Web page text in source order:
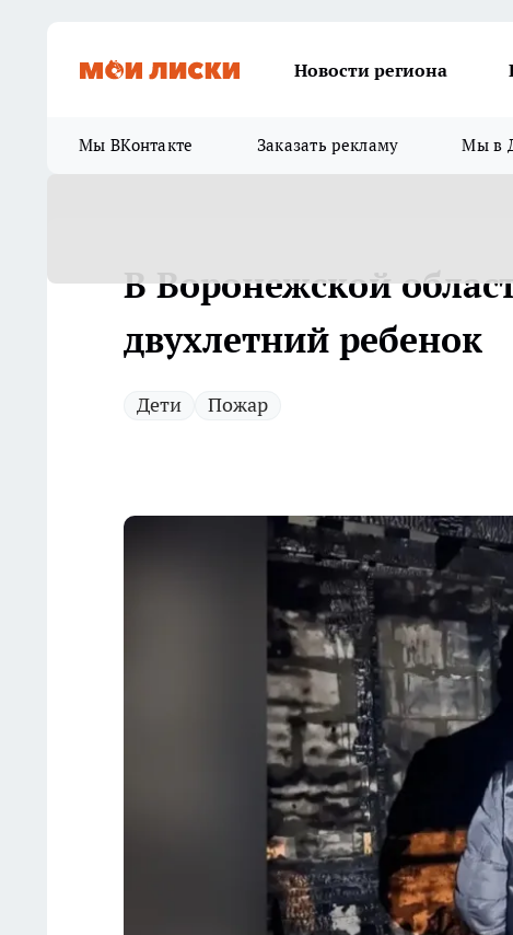
Новости региона
Мы ВКонтакте Заказать рекламу Мы в
В Воронежской
двухлетний ребенок
Дети Пожар